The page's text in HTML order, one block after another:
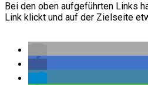
Bei den oben aufgeführten Links
Link klickt und auf der Zielseite